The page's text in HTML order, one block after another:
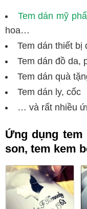
Tem dán mỹ
hoa…
Tem dán thiết bị
Tem dán đồ da,
Tem dán quà
Tem dán ly, cốc
… và rất nhiều
Ứng dụng
son, tem kem